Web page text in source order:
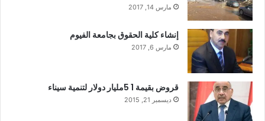
مارس 14, 2017
إنشاء كلية الحقوق بجامعة الفيوم
مارس 6, 2017
قروض بقيمة 1 5مليار دولار لتنمية سيناء
ديسمبر 21, 2015